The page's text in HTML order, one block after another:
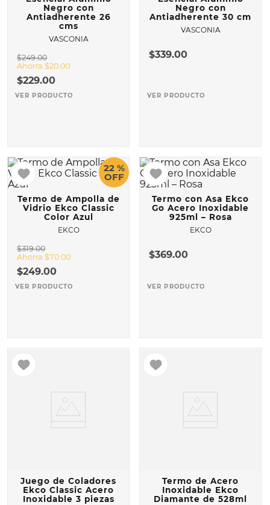
Negro con
Antiadherente 26
cms
VASCONIA
$249.00
Ahorra $20.00
$229.00
VER PRODUCTO
Negro con
Antiadherente 30 cm
VASCONIA
$339.00
VER PRODUCTO
22 %
OFF
Termo de Ampolla de
Vidrio Ekco Classic
Color Azul
EKCO
$319.00
Ahorra $70.00
$249.00
VER PRODUCTO
Termo con Asa Ekco
Go Acero Inoxidable
925ml – Rosa
EKCO
$369.00
VER PRODUCTO
Juego de Coladores
Ekco Classic Acero
Inoxidable 3 piezas
Termo de Acero
Inoxidable Ekco
Diamante de 528ml
COMAL